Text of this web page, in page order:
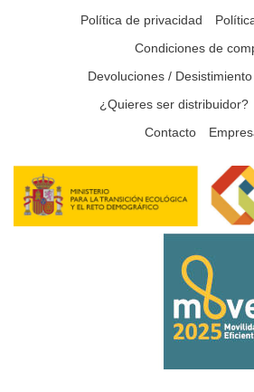
Política de privacidad
Condiciones de
Devoluciones /
¿Quieres ser distribuidor?
Contacto